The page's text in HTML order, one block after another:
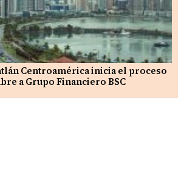
Centroamérica inicia el proceso
a Grupo Financiero BSC